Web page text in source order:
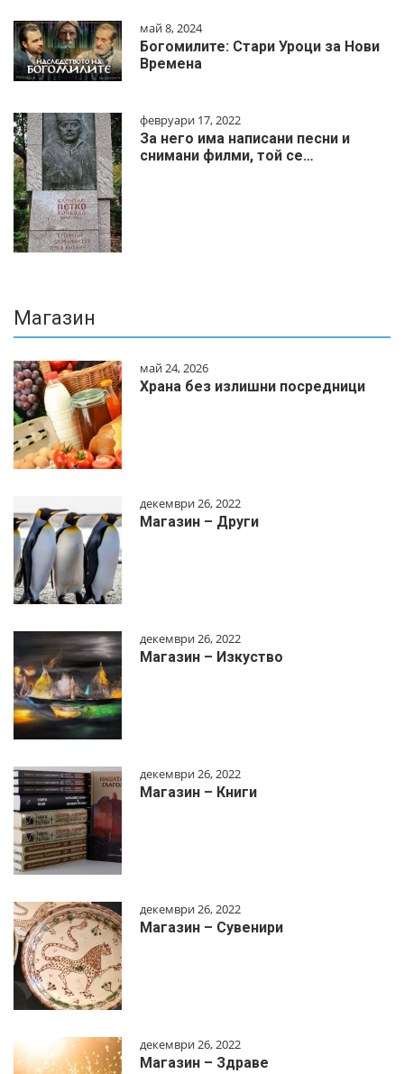
май 8, 2024
Богомилите: Стари Уроци за Нови
Времена
февруари 17, 2022
За него има написани песни и
снимани филми, той се…
Магазин
май 24, 2026
Храна без излишни посредници
декември 26, 2022
Магазин – Други
декември 26, 2022
Магазин – Изкуство
декември 26, 2022
Магазин – Книги
декември 26, 2022
Магазин – Сувенири
декември 26, 2022
Магазин – Здраве